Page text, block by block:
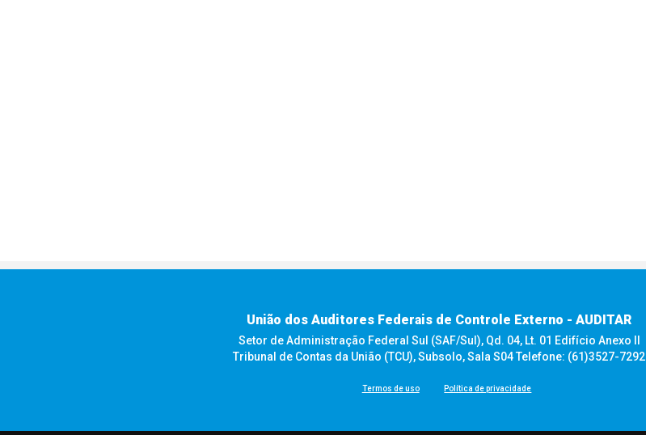
União dos Auditores Federais de Controle Externo - AUDITAR
Setor de Administração Federal Sul (SAF/Sul), Qd. 04, Lt. 01 Edifício Anexo II
Tribunal de Contas da União (TCU), Subsolo, Sala S04 Telefone: (61)3527-7292
Termos de uso Política de privacidade